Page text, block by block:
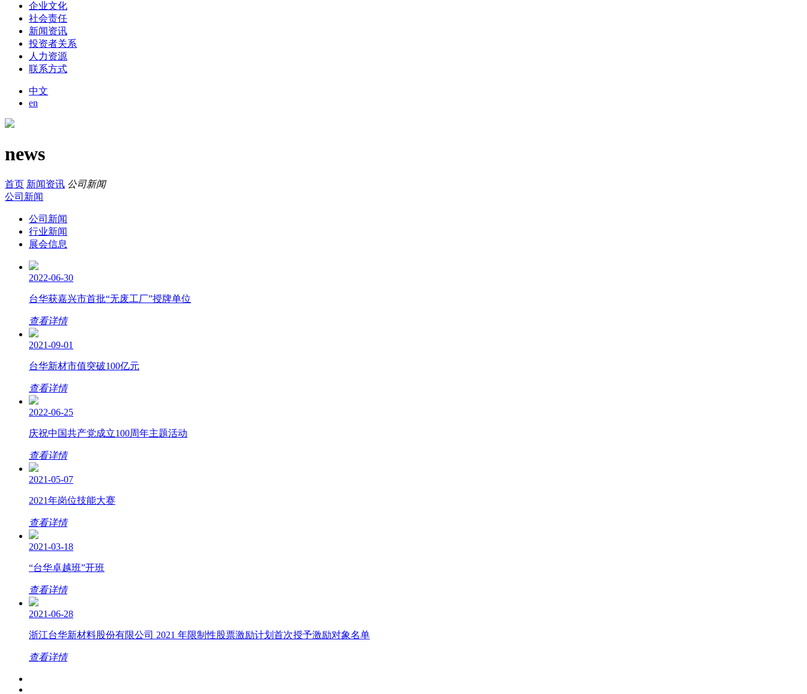
企业文化
社会责任
新闻资讯
投资者关系
人力资源
联系方式
中文
en
news
首页 新闻资讯 公司新闻
公司新闻
公司新闻
行业新闻
展会信息
2022-06-30
台华获嘉兴市首批“无废工厂”授牌单位
查看详情
2021-09-01
台华新材市值突破100亿元
查看详情
2022-06-25
庆祝中国共产党成立100周年主题活动
查看详情
2021-05-07
2021年岗位技能大赛
查看详情
2021-03-18
“台华卓越班”开班
查看详情
2021-06-28
浙江台华新材料股份有限公司 2021 年限制性股票激励计划首次授予激励对象名单
查看详情